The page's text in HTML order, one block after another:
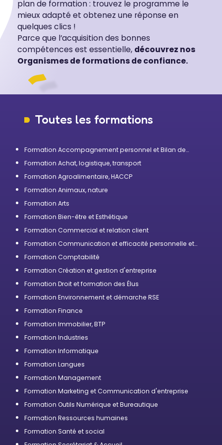
plan de formation : trouvez le programme le
mieux adapté et obtenez une réponse en
quelques clics !
Parce que l’acquisition des bonnes
compétences est essentielle, découvrez nos
Organismes de formations de confiance.
Toutes les formations
Formation Accompagnement personnel et Bilan de
Formation Achat, logistique, transport
Formation Agroalimentaire, HACCP
Formation Animaux, nature
Formation Arts
Formation Bien-être et Esthétique
Formation Commercial et relation client
Formation Communication et efficacité personnelle et
Formation Comptabilité
Formation Création et gestion d'entreprise
Formation Droit et formation des Élus
Formation Environnement et démarche RSE
Formation Finance
Formation Immobilier, BTP
Formation Industries
Formation Informatique
Formation Langues
Formation Management
Formation Marketing et Communication d'entreprise
Formation Outils Numérique et Bureautique
Formation Ressources humaines
Formation Santé et social